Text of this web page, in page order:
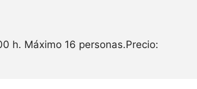
h. Máximo 16 personas.Precio: